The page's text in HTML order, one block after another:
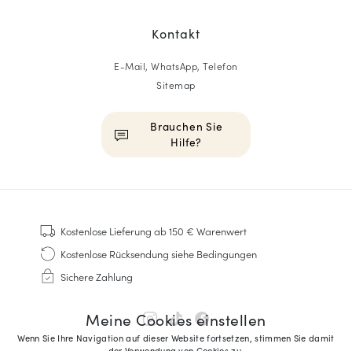
Meine Cookies einstellen
Wenn Sie Ihre Navigation auf dieser Website fortsetzen, stimmen Sie damit
Kontakt
E-Mail, WhatsApp, Telefon
Sitemap
Brauchen Sie
Hilfe?
Sneakers
Goodyear genäht
Derbys & Richelieu
Richelieu-Herrenschuhe
Sandalen & Espadrilles
Business Taschen
Kostenlose Lieferung ab 150 € Warenwert
Kostenlose Rücksendung siehe Bedingungen
Sichere Zahlung